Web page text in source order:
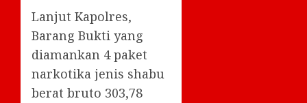
Lanjut Kapolres,
Barang Bukti yang
diamankan 4 paket
narkotika jenis shabu
berat bruto 303,78